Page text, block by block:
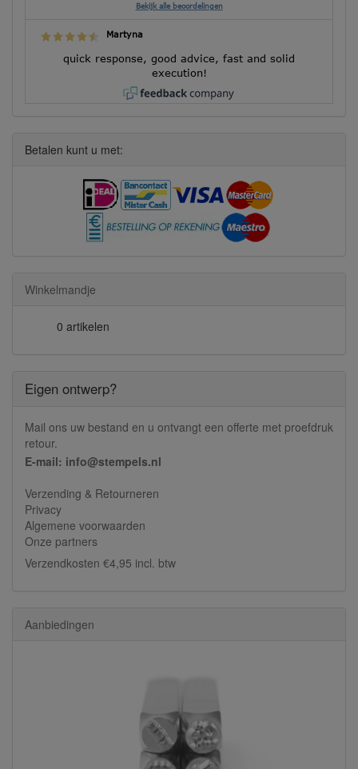
Bekijk alle beoordelingen
Martyna
quick response, good advice, fast and solid
execution!
Betalen kunt u met:
Winkelmandje
0 artikelen
Eigen ontwerp?
Mail ons uw bestand en u ontvangt een offerte met proefdruk
retour.
E-mail: info@stempels.nl
Verzending & Retourneren
Privacy
Algemene voorwaarden
Onze partners
Verzendkosten €4,95 incl. btw
Aanbiedingen